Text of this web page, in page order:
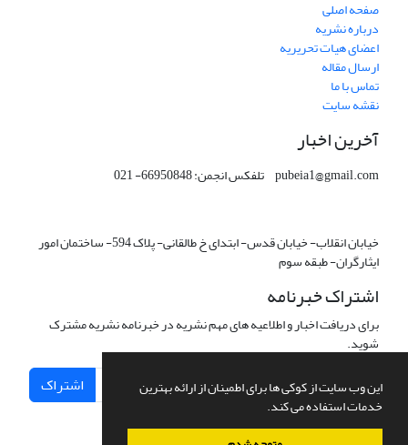
این وب سایت از کوکی ها برای اطمینان از ارائه بهترین
خدمات استفاده می کند.
صفحه اصلی
درباره نشریه
اعضای هیات تحریریه
ارسال مقاله
تماس با ما
نقشه سایت
آخرین اخبار
pubeia1@gmail.com تلفکس انجمن: 66950848- 021
خیابان انقلاب- خیابان قدس- ابتدای خ طالقانی- پلاک 594- ساختمان امور
ایثارگران- طبقه سوم
اشتراک خبرنامه
برای دریافت اخبار و اطلاعیه های مهم نشریه در خبرنامه نشریه مشترک
شوید.
اشتراک